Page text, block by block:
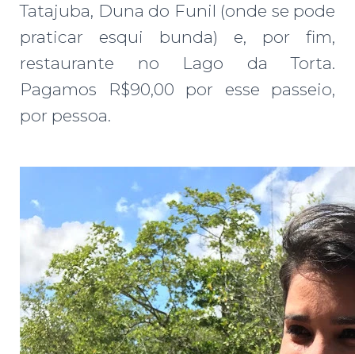
Tatajuba, Duna do Funil (onde se pode
praticar esqui bunda) e, por fim,
restaurante no Lago da Torta.
Pagamos R$90,00 por esse passeio,
por pessoa.